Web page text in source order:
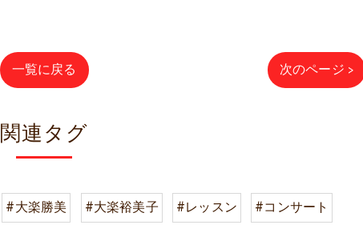
一覧に戻る 次のページ >
関連タグ
#大楽勝美 #大楽裕美子 #レッスン #コンサート